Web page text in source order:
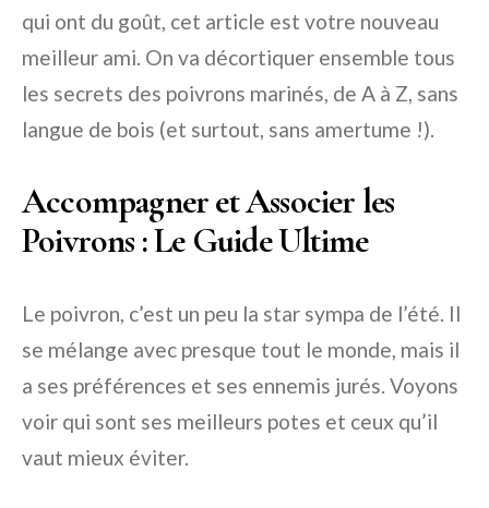
qui ont du goût, cet article est votre nouveau
meilleur ami. On va décortiquer ensemble tous
les secrets des poivrons marinés, de A à Z, sans
langue de bois (et surtout, sans amertume !).
Accompagner et Associer les
Poivrons : Le Guide Ultime
Le poivron, c’est un peu la star sympa de l’été. Il
se mélange avec presque tout le monde, mais il
a ses préférences et ses ennemis jurés. Voyons
voir qui sont ses meilleurs potes et ceux qu’il
vaut mieux éviter.